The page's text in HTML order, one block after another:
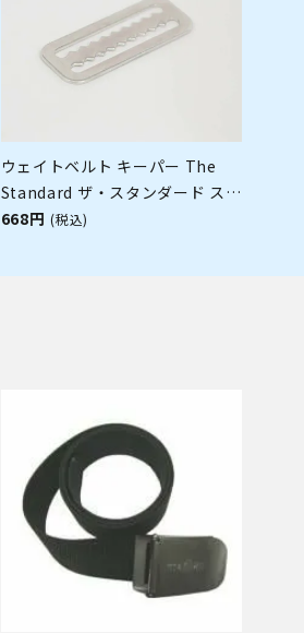
ウェイトベルト キーパー The
Standard ザ・スタンダード ステ
ンレス ダイビング アクセサリー
668円 (税込)